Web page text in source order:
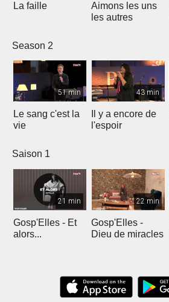
La faille
Aimons les uns
les autres
Season 2
51 min
Le sang c'est la
vie
43 min
Il y a encore de
l'espoir
Saison 1
21 min
Gosp'Elles - Et
alors...
22 min
Gosp'Elles -
Dieu de miracles